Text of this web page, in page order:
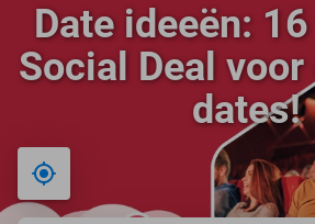
Ontdek 15.000+ deals
Date ideeën:
Social Deal
dates!